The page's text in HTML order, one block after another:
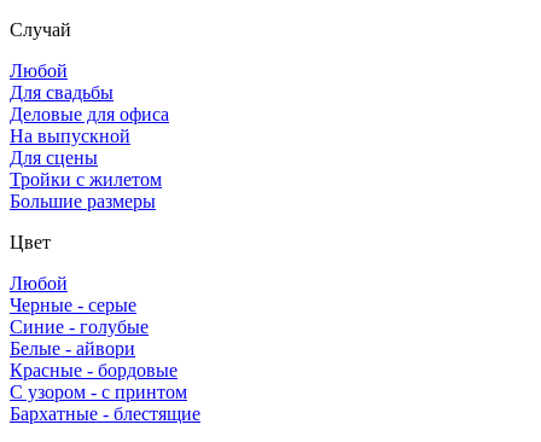
Случай
Любой
Для свадьбы
Деловые для офиса
На выпускной
Для сцены
Тройки с жилетом
Большие размеры
Цвет
Любой
Черные - серые
Синие - голубые
Белые - айвори
Красные - бордовые
С узором - с принтом
Бархатные - блестящие